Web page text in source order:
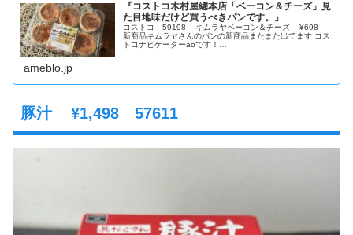
『コストコ木村屋總本店「ベーコン＆チーズ」見
た目地味だけど買うべきパンです。』
コストコ 59198 キムラヤベーコン＆チーズ ¥698
新商品キムラヤさんのパンの新商品またまた出てます コス
トコナビゲーターaoです！…
ameblo.jp
豚汁 ¥1,498 57611